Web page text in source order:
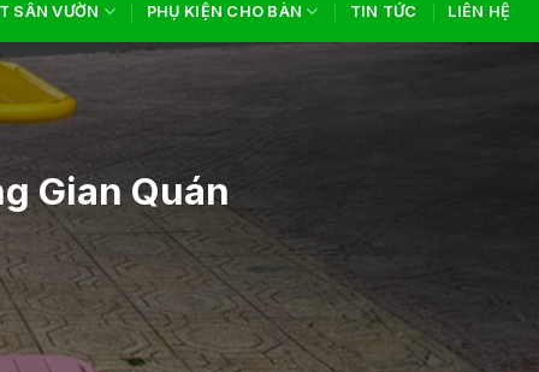
SÂN VƯỜN PHỤ KIỆN CHO BÀN TIN TỨC LIÊN HỆ
Gian Quán